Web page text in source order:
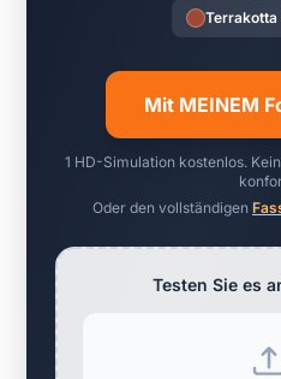
Mit MEINEM
1 HD-Simulation kostenlos.
Oder den vollständigen
Testen Sie es